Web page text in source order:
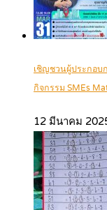
เชิญชวนผู้ประกอบ
กิจกรรม SMEs
12 มีนาคม